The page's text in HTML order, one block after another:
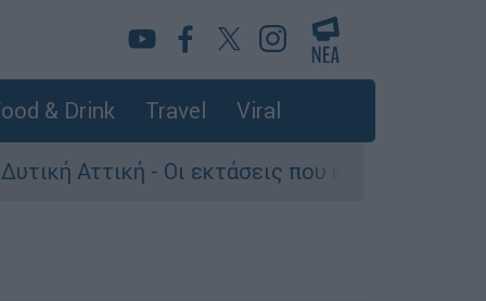
& Drink Travel Viral
- Οι εκτάσεις που κάηκαν και η επόμενη